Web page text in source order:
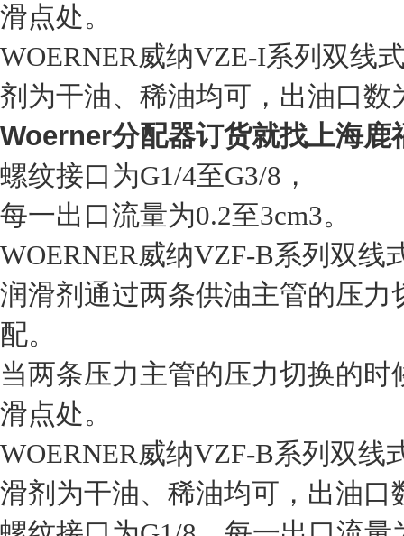
滑点处。
WOERNER威纳VZE-I系列双线
剂为干油、稀油均可，出油口数
Woerner分配器订货就找上海鹿
螺纹接口为G1/4至G3/8，
每一出口流量为0.2至3cm3。
WOERNER威纳VZF-B系列双线
润滑剂通过两条供油主管的压
配。
当两条压力主管的压力切换的
滑点处。
WOERNER威纳VZF-B系列双
滑剂为干油、稀油均可，出油口